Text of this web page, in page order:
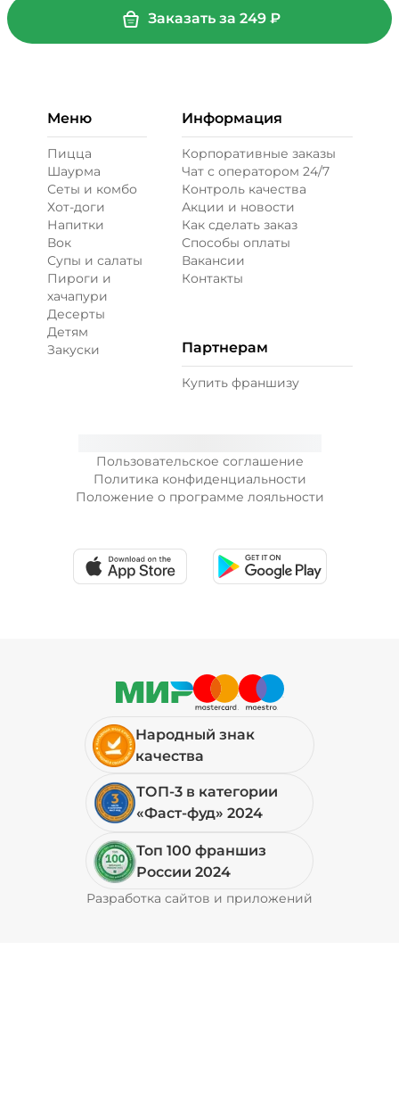
+ Картофель фри (20 г)/ 30
+ Кетчуп (10 г)/10 г
19 ₽
+ Лук карамелизированный (10
29 ₽
+ Лук красный (10 г)/10 г
+ Морковь по-корейски (10 г)/
+ Огурцы маринованные (10 г)/10
+ Огурцы свежие (10 г) /10
+ Перец халапеньо (15 г)
Заказать за 249 ₽
Пользовательское соглашение
Политика конфиденциальности
Положение о программе лояльности
Меню
Пицца
Шаурма
Сеты и комбо
Хот-доги
Напитки
Вок
Супы и салаты
Пироги и
хачапури
Десерты
Детям
Закуски
Информация
Корпоративные заказы
Чат с оператором 24/7
Контроль качества
Акции и новости
Как сделать заказ
Способы оплаты
Вакансии
Контакты
Партнерам
Купить франшизу
Народный знак
качества
ТОП-3 в категории
«Фаст-фуд» 2024
Топ 100 франшиз
России 2024
Разработка сайтов и приложений
Pyrobyte